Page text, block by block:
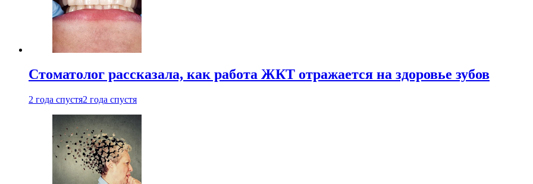
Стоматолог рассказала, как работа ЖКТ отражается на здоровье зубов
2 года спустя2 года спустя